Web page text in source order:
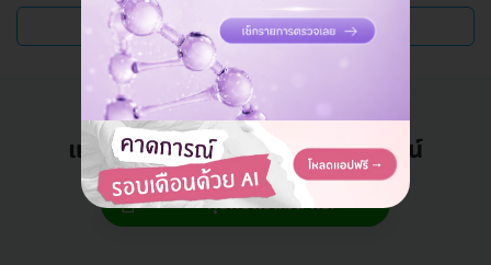
ดูแพ็กเกจเพิ่ม
แอดมินพร้อมดูแลคุณทุกวันทางไลน์
คุยกับแอดมิน ฟรี!